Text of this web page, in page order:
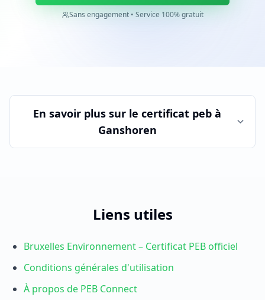
Sans engagement • Service 100% gratuit
En savoir plus sur lecertificat peb à
Ganshoren
Liens utiles
Bruxelles Environnement – Certificat PEB officiel
Conditions générales d'utilisation
À propos de PEB Connect